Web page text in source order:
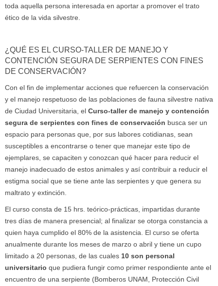
toda aquella persona interesada en aportar a promover el trato
ético de la vida silvestre.
¿QUÉ ES EL CURSO-TALLER DE MANEJO Y
CONTENCIÓN SEGURA DE SERPIENTES CON FINES
DE CONSERVACIÓN?
Con el fin de implementar acciones que refuercen la conservación
y el manejo respetuoso de las poblaciones de fauna silvestre nativa
de Ciudad Universitaria, el Curso-taller de manejo y contención
segura de serpientes con fines de conservación busca ser un
espacio para personas que, por sus labores cotidianas, sean
susceptibles a encontrarse o tener que manejar este tipo de
ejemplares, se capaciten y conozcan qué hacer para reducir el
manejo inadecuado de estos animales y así contribuir a reducir el
estigma social que se tiene ante las serpientes y que genera su
maltrato y extinción.
El curso consta de 15 hrs. teórico-prácticas, impartidas durante
tres días de manera presencial; al finalizar se otorga constancia a
quien haya cumplido el 80% de la asistencia. El curso se oferta
anualmente durante los meses de marzo o abril y tiene un cupo
limitado a 20 personas, de las cuales 10 son personal
universitario que pudiera fungir como primer respondiente ante el
encuentro de una serpiente (Bomberos UNAM, Protección Civil